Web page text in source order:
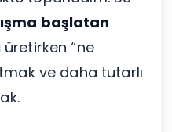
başlatan
üretirken “ne
ve daha tutarlı